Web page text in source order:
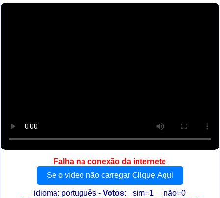
Falha na conexão da internete
Se o vídeo não carregar Clique Aqui
idioma: português -Votos: sim=1 não=0